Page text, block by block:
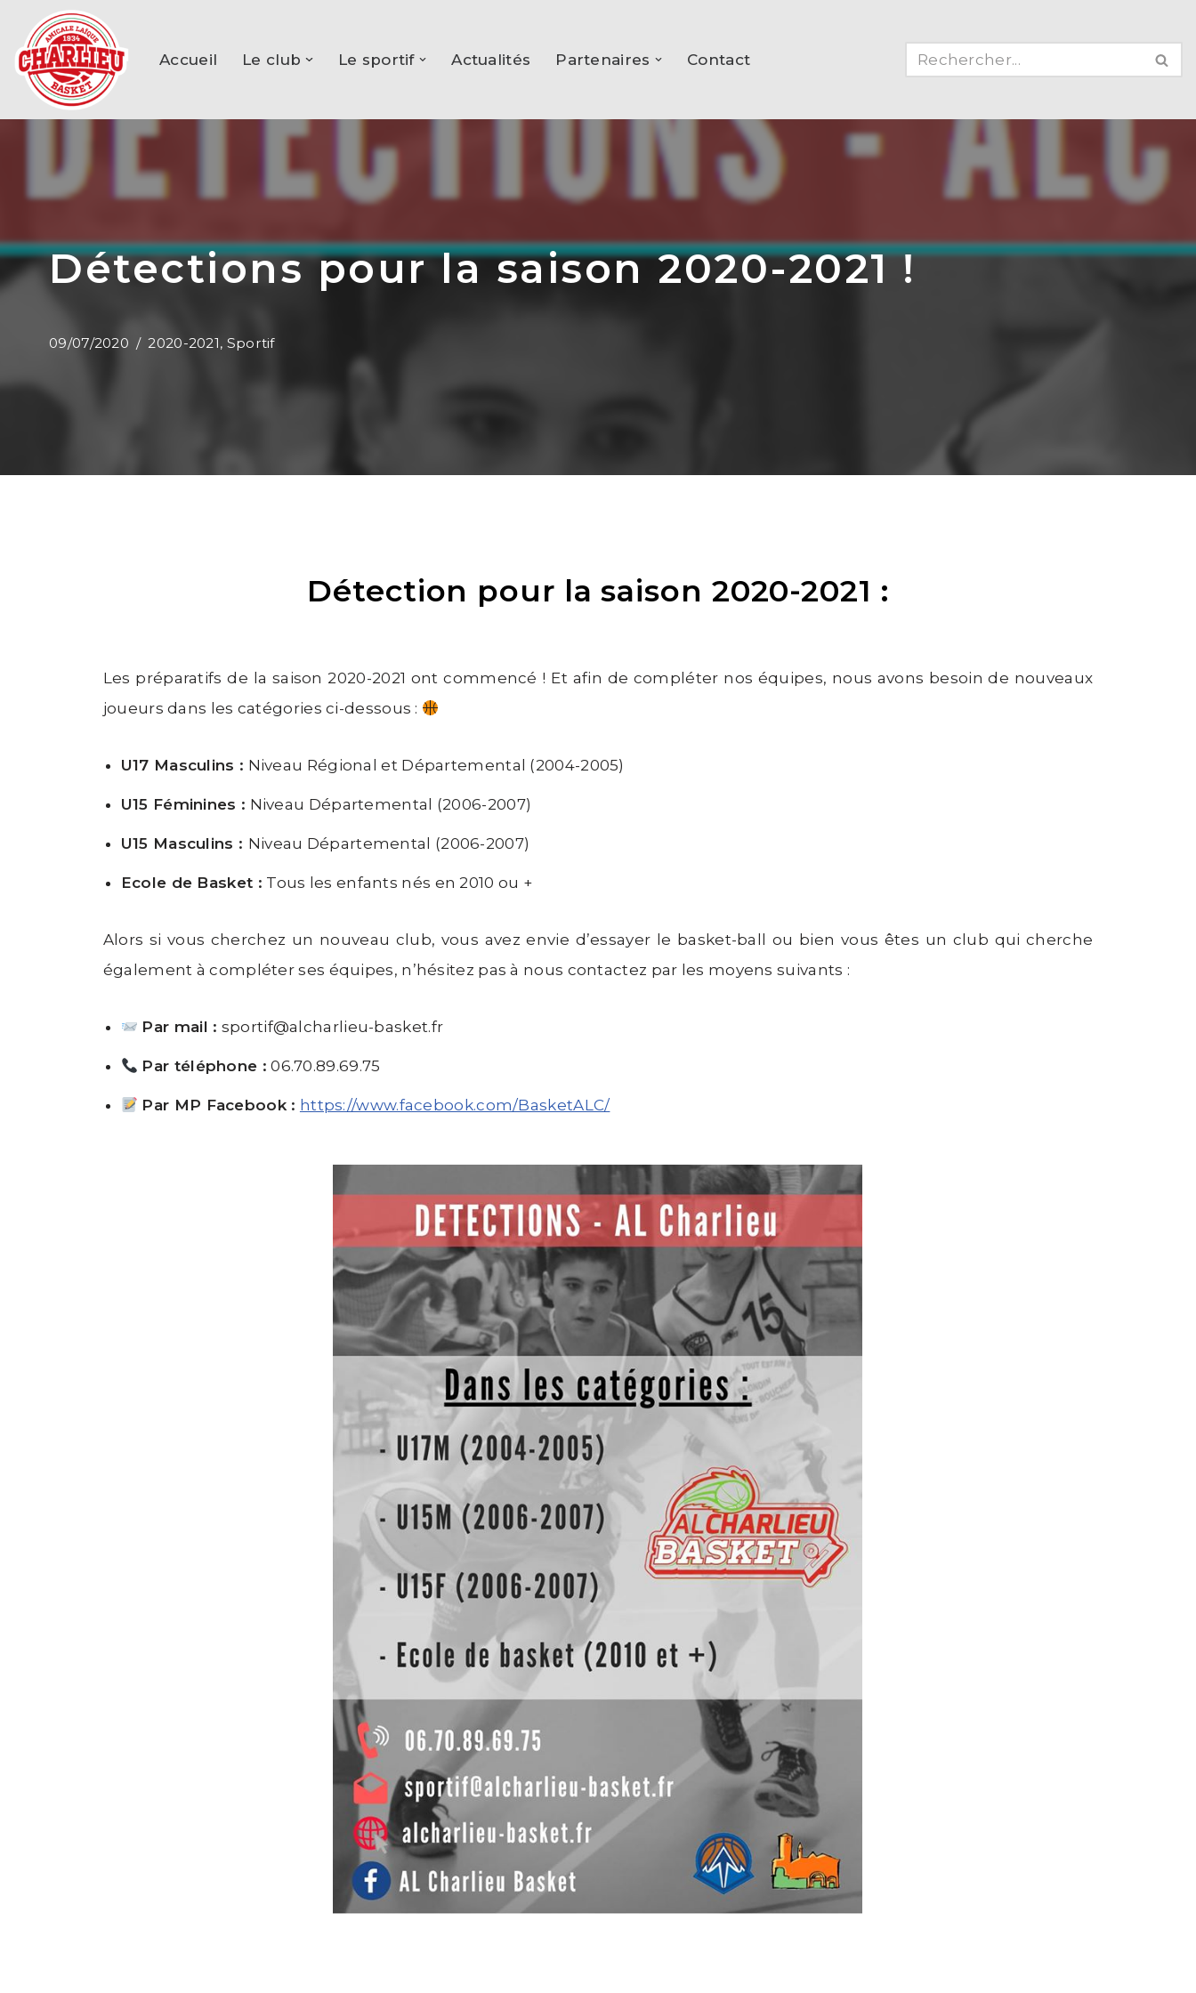
Aller
au
contenu
Accueil Le club Le sportif Actualités Partenaires Contact
Détections pour la saison 2020-2021 !
09/07/2020 2020-2021, Sportif
Détection pour la saison 2020-2021 :
Les préparatifs de la saison 2020-2021 ont commencé ! Et afin de compléter nos équipes, nous avons besoin de nouveaux
joueurs dans les catégories ci-dessous :
U17 Masculins : Niveau Régional et Départemental (2004-2005)
U15 Féminines : Niveau Départemental (2006-2007)
U15 Masculins : Niveau Départemental (2006-2007)
Ecole de Basket : Tous les enfants nés en 2010 ou +
Alors si vous cherchez un nouveau club, vous avez envie d’essayer le basket-ball ou bien vous êtes un club qui cherche
également à compléter ses équipes, n’hésitez pas à nous contactez par les moyens suivants :
Par mail : sportif@alcharlieu-basket.fr
Par téléphone : 06.70.89.69.75
Par MP Facebook : https://www.facebook.com/BasketALC/